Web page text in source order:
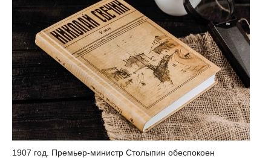
1907 год. Премьер-министр Столыпин обеспокоен